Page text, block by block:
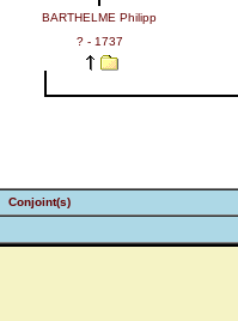
BARTHELME Philipp
? - 1737
Conjoint(s)